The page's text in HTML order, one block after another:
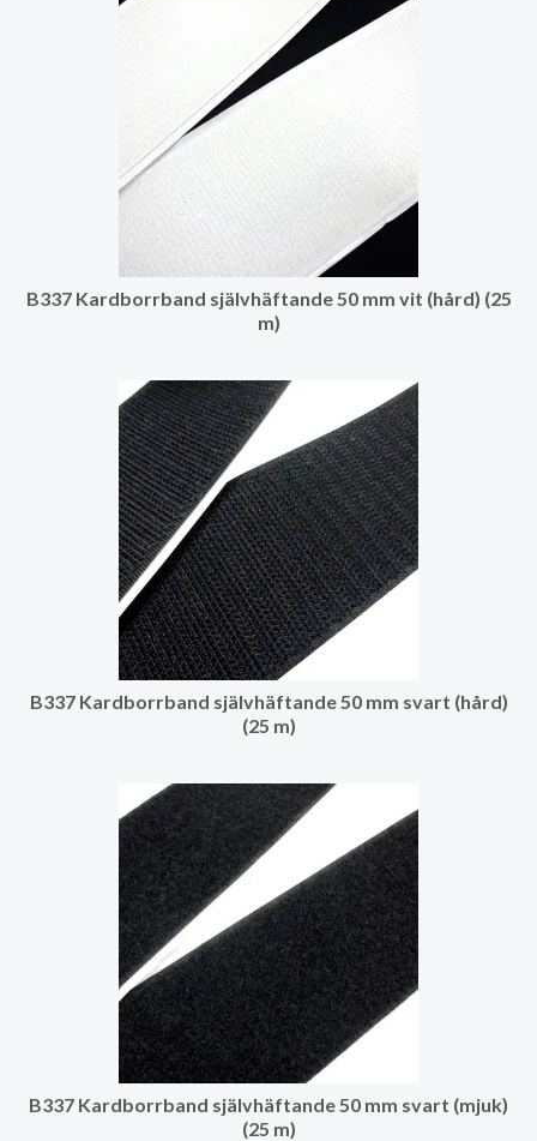
B337 Kardborrband självhäftande 50 mm vit (hård) (25
m)
B337 Kardborrband självhäftande 50 mm svart (hård)
(25 m)
B337 Kardborrband självhäftande 50 mm svart (mjuk)
(25 m)